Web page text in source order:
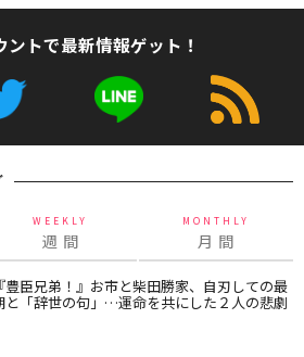
ントで最新情報ゲット！
WEEKLY
週 間
MONTHLY
月 間
『豊臣兄弟！』お市と柴田勝家、自刃しての最
と「辞世の句」…運命を共にした２人の悲劇